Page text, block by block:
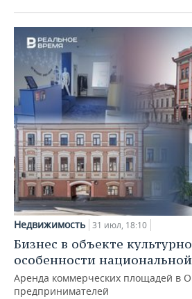
Недвижимость 31 июл, 18:10
Бизнес в объекте
особенности
Аренда коммерческих площадей в
предпринимателей